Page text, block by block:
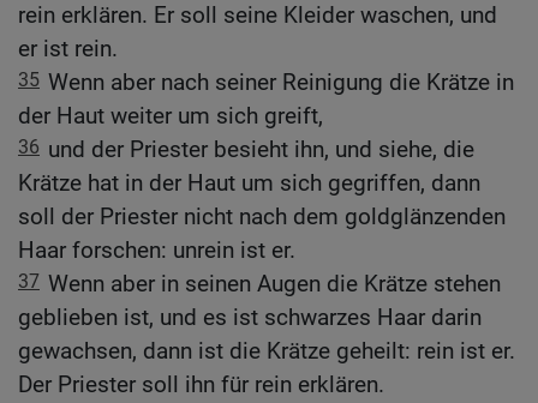
rein erklären. Er soll seine Kleider waschen, und
er ist rein.
35 Wenn aber nach seiner Reinigung die Krätze in
der Haut weiter um sich greift,
36 und der Priester besieht ihn, und siehe, die
Krätze hat in der Haut um sich gegriffen, dann
soll der Priester nicht nach dem goldglänzenden
Haar forschen: unrein ist er.
37 Wenn aber in seinen Augen die Krätze stehen
geblieben ist, und es ist schwarzes Haar darin
gewachsen, dann ist die Krätze geheilt: rein ist er.
Der Priester soll ihn für rein erklären.